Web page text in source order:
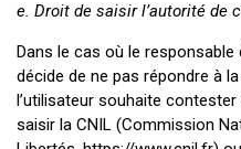
e. Droit de saisir l’autorité de
Dans le cas où le
décide de ne pas répondre à
l’utilisateur souhaite
saisir la CNIL (Commission